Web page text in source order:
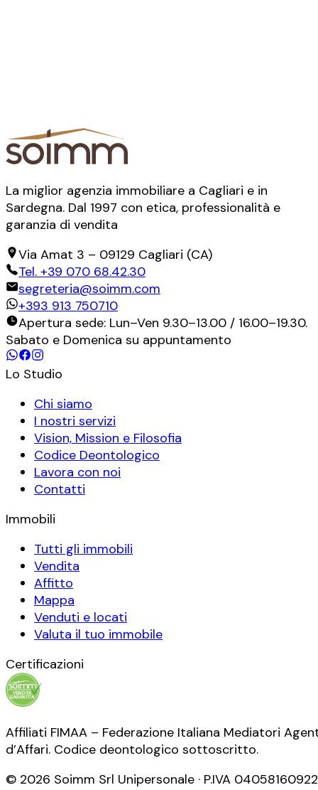
La miglior agenzia immobiliare a Cagliari e in
Sardegna. Dal 1997 con etica, professionalità e
garanzia di vendita
Via Amat 3 – 09129 Cagliari (CA)
Tel. +39 070 68.42.30
segreteria@soimm.com
+393 913 750710
Apertura sede: Lun–Ven 9.30–13.00 / 16.00–19.30.
Sabato e Domenica su appuntamento
Lo Studio
Chi siamo
I nostri servizi
Vision, Mission e Filosofia
Codice Deontologico
Lavora con noi
Contatti
Immobili
Tutti gli immobili
Vendita
Affitto
Mappa
Venduti e locati
Valuta il tuo immobile
Certificazioni
Affiliati FIMAA – Federazione Italiana Mediatori
d’Affari. Codice deontologico sottoscritto.
© 2026 Soimm Srl Unipersonale · P.IVA 04058160922